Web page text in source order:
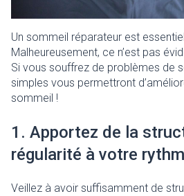
Un sommeil réparateur est
Malheureusement, ce n’est pas
Si vous souffrez de problèmes de
simples vous permettront
sommeil !
1. Apportez de la
régularité à votre
Veillez à avoir suffisamment de